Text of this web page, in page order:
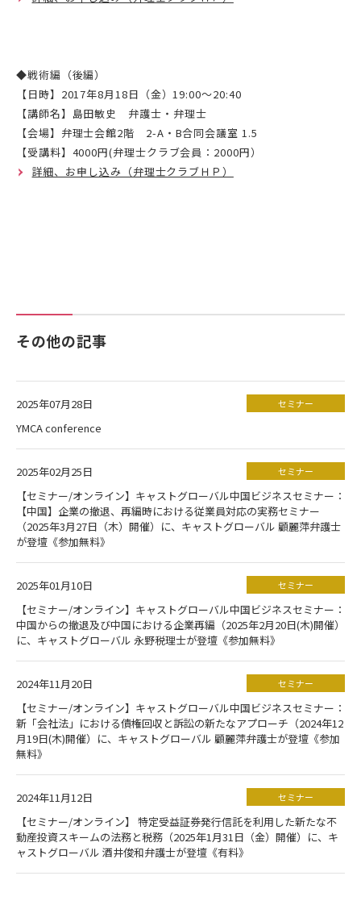
◆戦術編（後編）
【日時】2017年8月18日（金）19:00～20:40
【講師名】島田敏史 弁護士・弁理士
【会場】弁理士会館2階 2-A・B合同会議室 1.5
【受講料】4000円(弁理士クラブ会員：2000円）
詳細、お申し込み（弁理士クラブＨＰ）
その他の記事
2025年07月28日 セミナー
YMCA conference
2025年02月25日 セミナー
【セミナー/オンライン】キャストグローバル中国ビジネスセミナー：
【中国】企業の撤退、再編時における従業員対応の実務セミナー
（2025年3月27日（木）開催）に、キャストグローバル 顧麗萍弁護士
が登壇《参加無料》
2025年01月10日 セミナー
【セミナー/オンライン】キャストグローバル中国ビジネスセミナー：
中国からの撤退及び中国における企業再編（2025年2月20日(木)開催）
に、キャストグローバル 永野税理士が登壇《参加無料》
2024年11月20日 セミナー
【セミナー/オンライン】キャストグローバル中国ビジネスセミナー：
新「会社法」における債権回収と訴訟の新たなアプローチ（2024年12
月19日(木)開催）に、キャストグローバル 顧麗萍弁護士が登壇《参加
無料》
2024年11月12日 セミナー
【セミナー/オンライン】 特定受益証券発行信託を利用した新たな不
動産投資スキームの法務と税務（2025年1月31日（金）開催）に、キ
ャストグローバル 酒井俊和弁護士が登壇《有料》